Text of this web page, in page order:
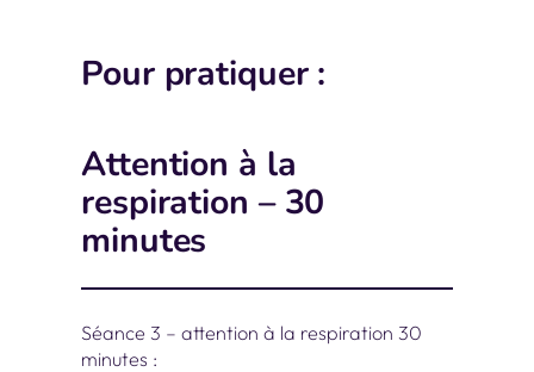
Pour pratiquer :
Attention à la
respiration – 30
minutes
Séance 3 – attention à la respiration 30
minutes :